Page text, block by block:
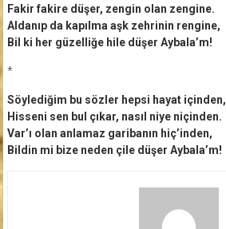
Fakir fakire düşer, zengin olan zengine.
Aldanıp da kapılma aşk zehrinin rengine,
Bil ki her güzelliğe hile düşer Aybala’m!
*
Söylediğim bu sözler hepsi hayat içinden,
Hisseni sen bul çıkar, nasıl niye niçinden.
Var’ı olan anlamaz garibanın hiç’inden,
Bildin mi bize neden çile düşer Aybala’m!